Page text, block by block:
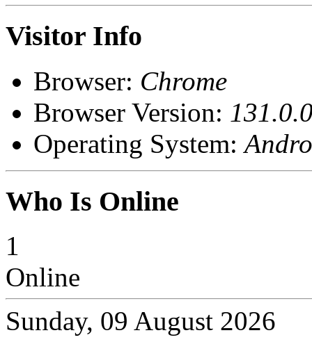
Visitor Info
Browser: Chrome
Browser Version:
Operating System:
Who Is Online
1
Online
Sunday, 09 August 2026